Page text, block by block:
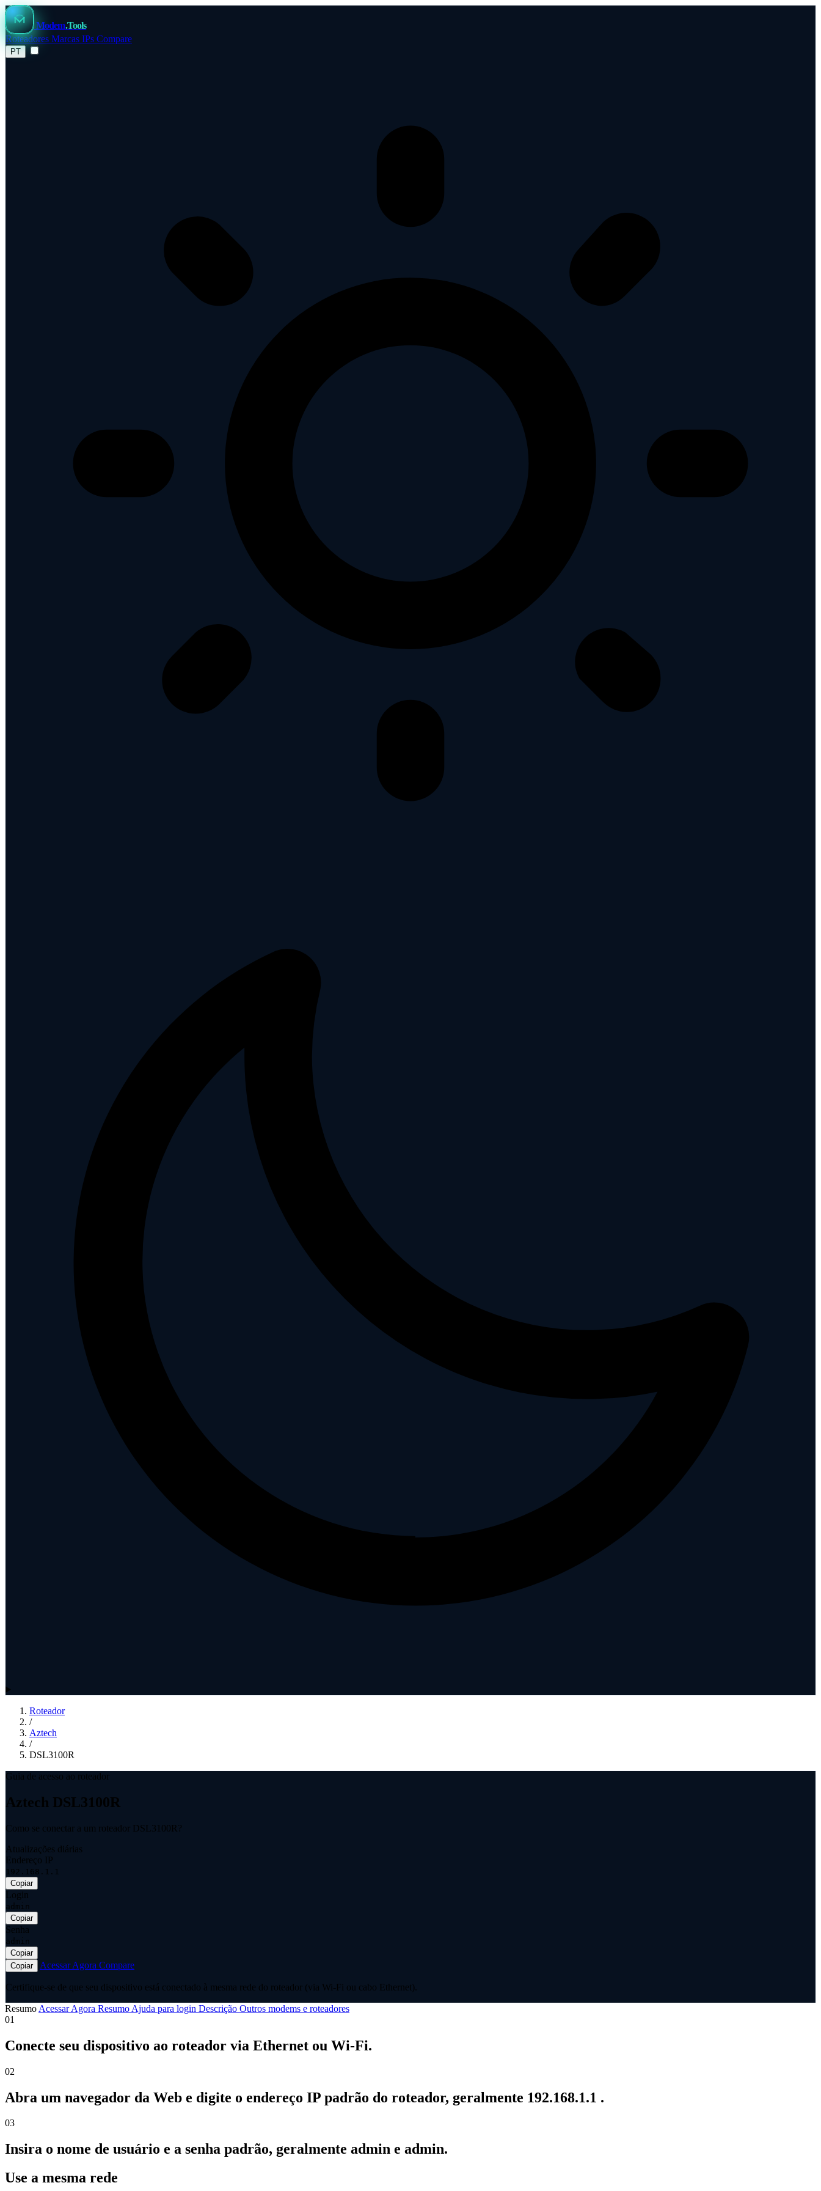
Modem.Tools
Roteadores Marcas IPs Compare
PT
Roteador
/
Aztech
/
DSL3100R
Guia de acesso ao roteador
Aztech DSL3100R
Como se conectar a um roteador DSL3100R?
Atualizações diárias
Endereço IP
192.168.1.1
Copiar
Login
admin
Copiar
Senha
admin
Copiar
Copiar
Acessar Agora Compare
Certifique-se de que seu dispositivo está conectado à mesma rede do roteador (via Wi-Fi ou cabo Ethernet).
Resumo Acessar Agora Resumo Ajuda para login Descrição Outros modems e roteadores
01
Conecte seu dispositivo ao roteador via Ethernet ou Wi-Fi.
02
Abra um navegador da Web e digite o endereço IP padrão do roteador, geralmente 192.168.1.1 .
03
Insira o nome de usuário e a senha padrão, geralmente admin e admin.
Use a mesma rede